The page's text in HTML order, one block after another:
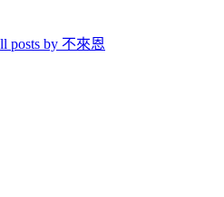
posts by 不來恩